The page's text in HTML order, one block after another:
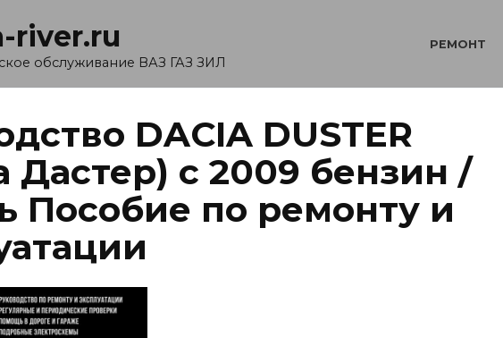
river.ru
обслуживание ВАЗ ГАЗ ЗИЛ
РЕМОНТ
DACIA DUSTER
Дастер) с 2009 бензин /
Пособие по ремонту и